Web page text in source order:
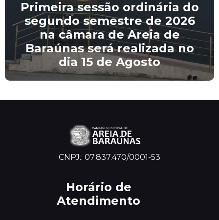
Primeira sessão ordinária do
segundo semestre de 2026
na câmara de Areia de
Baraúnas será realizada no
dia 15 de Agosto
CNPJ.: 07.837.470/0001-53
Horário de
Atendimento